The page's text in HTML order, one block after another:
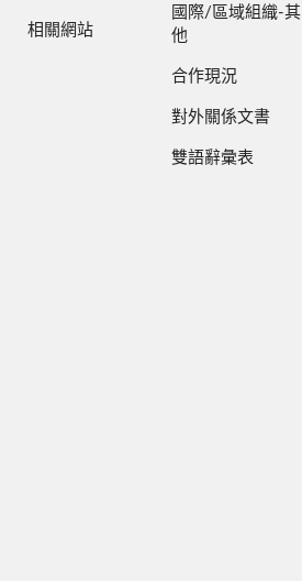
相關網站
國際/區域組織-其
他
合作現況
對外關係文書
雙語辭彙表